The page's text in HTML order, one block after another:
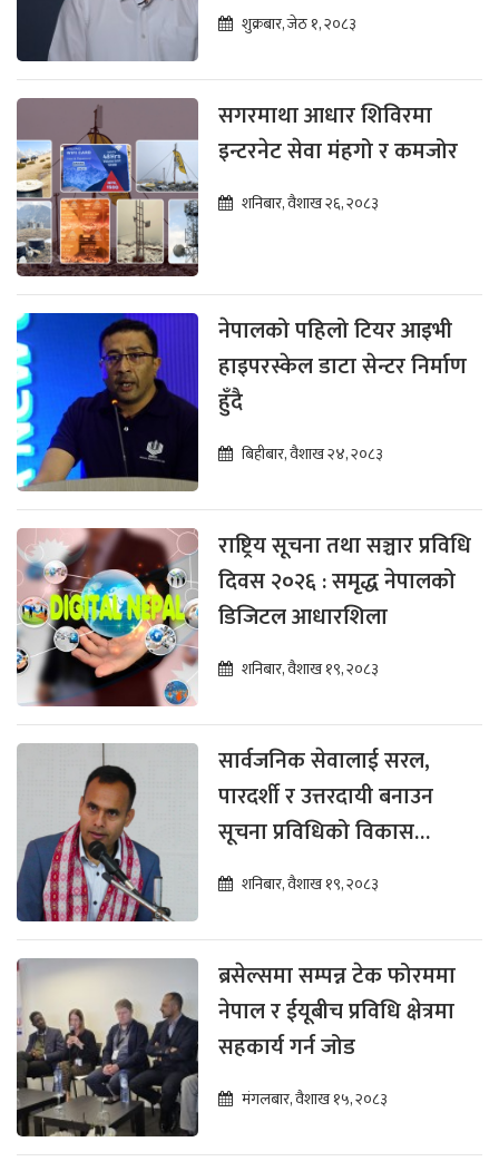
दिपेन चापागाईं
शुक्रबार, जेठ १, २०८३
सगरमाथा आधार शिविरमा
इन्टरनेट सेवा मंहगो र कमजोर
शनिबार, वैशाख २६, २०८३
नेपालको पहिलो टियर आइभी
हाइपरस्केल डाटा सेन्टर निर्माण
हुँदै
बिहीबार, वैशाख २४, २०८३
राष्ट्रिय सूचना तथा सञ्चार प्रविधि
दिवस २०२६ : समृद्ध नेपालको
डिजिटल आधारशिला
शनिबार, वैशाख १९, २०८३
सार्वजनिक सेवालाई सरल,
पारदर्शी र उत्तरदायी बनाउन
सूचना प्रविधिको विकास
अपरिहार्य : मन्त्री तिमिल्सिना
शनिबार, वैशाख १९, २०८३
ब्रसेल्समा सम्पन्न टेक फोरममा
नेपाल र ईयूबीच प्रविधि क्षेत्रमा
सहकार्य गर्न जोड
मंगलबार, वैशाख १५, २०८३